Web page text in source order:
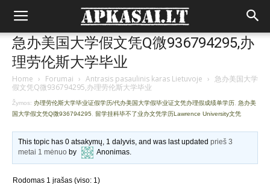
急办美国大学假文凭Q微936794295,办
理劳伦斯大学毕业
Home › Forumai › Antrasis pasaulinis karas Lietuvoje › 急办美国大学
假文凭Q微936794295,办理劳伦斯大学毕业
Žymos: 办理劳伦斯大学毕业证假学历/代办美国大学假毕业证文凭办理假成绩单学历 急办美
国大学假文凭Q微936794295
留学挂科毕不了业办文凭学历Lawrence University文凭
This topic has 0 atsakymų, 1 dalyvis, and was last updatedprieš 3
metai 1 mėnuo by Anonimas.
Rodomas 1 įrašas (viso: 1)